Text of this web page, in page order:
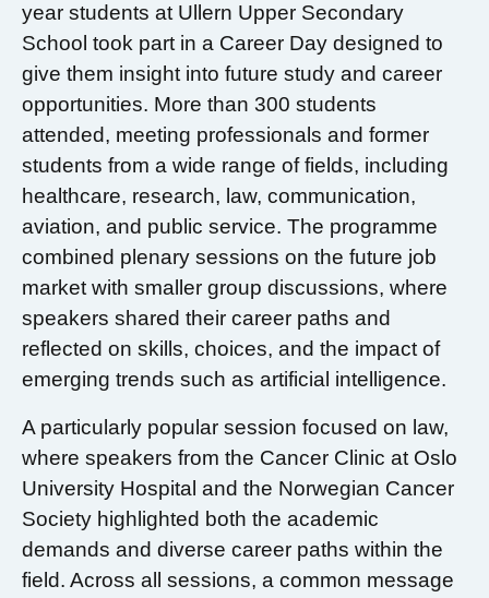
year students at Ullern Upper Secondary
School took part in a Career Day designed to
give them insight into future study and career
opportunities. More than 300 students
attended, meeting professionals and former
students from a wide range of fields, including
healthcare, research, law, communication,
aviation, and public service. The programme
combined plenary sessions on the future job
market with smaller group discussions, where
speakers shared their career paths and
reflected on skills, choices, and the impact of
emerging trends such as artificial intelligence.
A particularly popular session focused on law,
where speakers from the Cancer Clinic at Oslo
University Hospital and the Norwegian Cancer
Society highlighted both the academic
demands and diverse career paths within the
field. Across all sessions, a common message